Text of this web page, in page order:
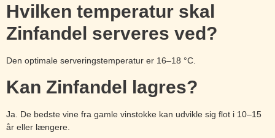
Hvilken temperatur skal
Zinfandel serveres ved?
Den optimale serveringstemperatur er 16–18 °C.
Kan Zinfandel lagres?
Ja. De bedste vine fra gamle vinstokke kan udvikle sig flot i 10–15
år eller længere.